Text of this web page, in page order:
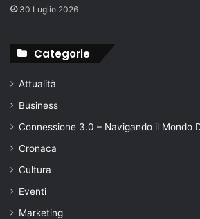
30 Luglio 2026
Categorie
Attualità
Business
Connessione 3.0 – Navigando il Mondo
Cronaca
Cultura
Eventi
Marketing